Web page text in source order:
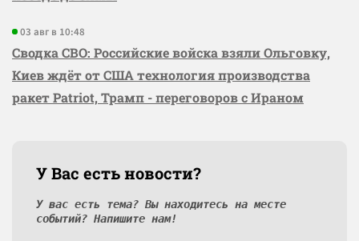
03 авг в 10:48
Сводка СВО: Российские войска взяли Ольговку,
Киев ждёт от США технология производства
ракет Patriot, Трамп - переговоров с Ираном
У Вас есть новости?
У вас есть тема? Вы находитесь на месте
событий? Напишите нам!